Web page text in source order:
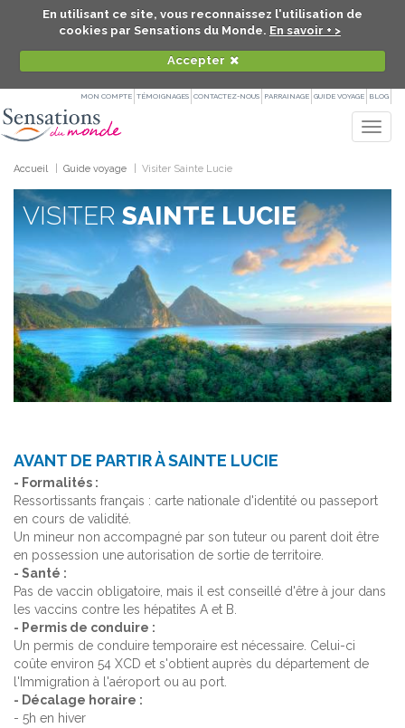
En utilisant ce site, vous reconnaissez l'utilisation de
cookies par Sensations du Monde. En savoir + >
Accepter
MON COMPTE TÉMOIGNAGES CONTACTEZ-NOUS PARRAINAGE GUIDE VOYAGE BLOG
Accueil Guide voyage Visiter Sainte Lucie
VISITERSAINTE LUCIE
AVANT DE PARTIR À SAINTE LUCIE
- Formalités :
Ressortissants français : carte nationale d'identité ou passeport
en cours de validité.
Un mineur non accompagné par son tuteur ou parent doit être
en possession une autorisation de sortie de territoire.
- Santé :
Pas de vaccin obligatoire, mais il est conseillé d'être à jour dans
les vaccins contre les hépatites A et B.
- Permis de conduire :
Un permis de conduire temporaire est nécessaire. Celui-ci
coûte environ 54 XCD et s'obtient auprès du département de
l'Immigration à l'aéroport ou au port.
- Décalage horaire :
- 5h en hiver